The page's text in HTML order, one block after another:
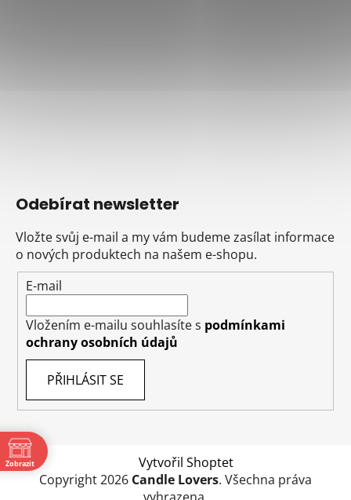
Odebírat newsletter
Vložte svůj e-mail a my vám budeme zasílat informace
o nových produktech na našem e-shopu.
E-mail
Vložením e-mailu souhlasíte s podmínkami
ochrany osobních údajů
PŘIHLÁSIT SE
Vytvořil Shoptet
Copyright 2026 Candle Lovers. Všechna práva
Zobrazit